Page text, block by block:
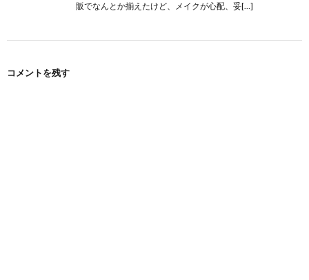
販でなんとか揃えたけど、メイクが心配、妥[…]
コメントを残す